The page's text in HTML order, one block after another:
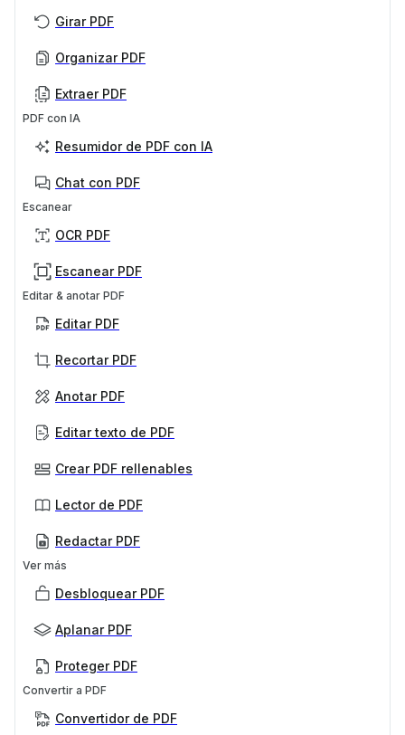
Girar PDF
Organizar PDF
Extraer PDF
PDF con IA
Resumidor de PDF con IA
Chat con PDF
Escanear
OCR PDF
Escanear PDF
Editar & anotar PDF
Editar PDF
Recortar PDF
Anotar PDF
Editar texto de PDF
Crear PDF rellenables
Lector de PDF
Redactar PDF
Ver más
Desbloquear PDF
Aplanar PDF
Proteger PDF
Convertir a PDF
Convertidor de PDF